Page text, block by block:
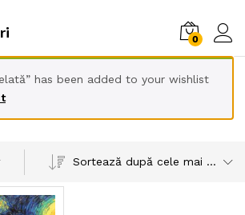
0
has been added to your wishlist
Sortează după cele mai recente